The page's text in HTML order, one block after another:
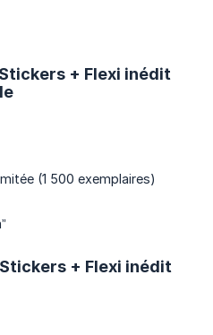
+ Flexi inédit
(1 500 exemplaires)
+ Flexi inédit